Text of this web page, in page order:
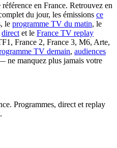
en France. Retrouvez en
du jour, les émissions ce
le programme TV du matin, le
direct et le France TV replay
France 2, France 3, M6, Arte,
TV demain, audiences
ne manquez plus jamais votre
Programmes, direct et replay